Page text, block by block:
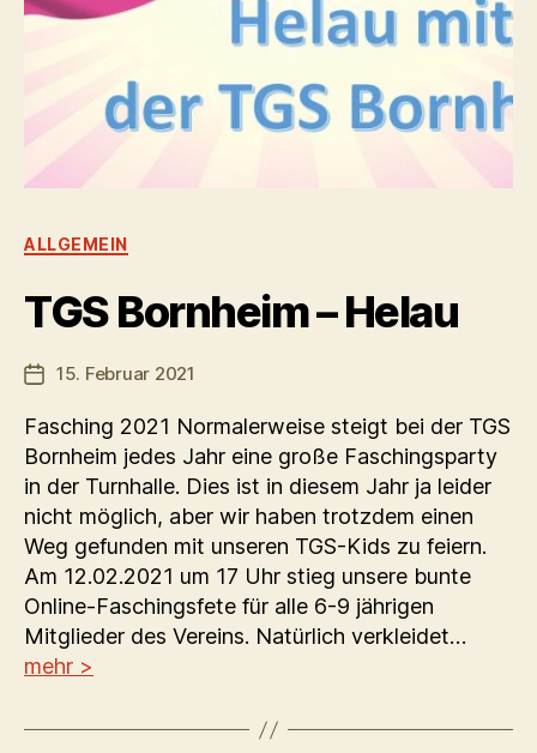
Kategorien
ALLGEMEIN
TGS Bornheim – Helau
Veröffentlichungsdatum
15. Februar 2021
Fasching 2021 Normalerweise steigt bei der TGS
Bornheim jedes Jahr eine große Faschingsparty
in der Turnhalle. Dies ist in diesem Jahr ja leider
nicht möglich, aber wir haben trotzdem einen
Weg gefunden mit unseren TGS-Kids zu feiern.
Am 12.02.2021 um 17 Uhr stieg unsere bunte
Online-Faschingsfete für alle 6-9 jährigen
Mitglieder des Vereins. Natürlich verkleidet…
mehr >